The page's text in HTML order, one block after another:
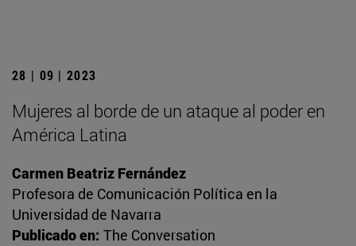
28 | 09 | 2023
Mujeres al borde de un ataque al poder en
América Latina
Carmen Beatriz Fernández
Profesora de Comunicación Política en la
Universidad de Navarra
Publicado en: The Conversation